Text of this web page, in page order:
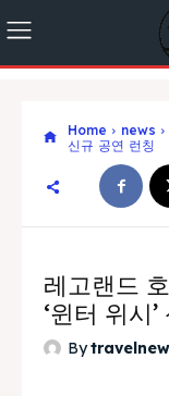
Home news
신규 공연 런칭
레고랜드
‘윈터 위시
By